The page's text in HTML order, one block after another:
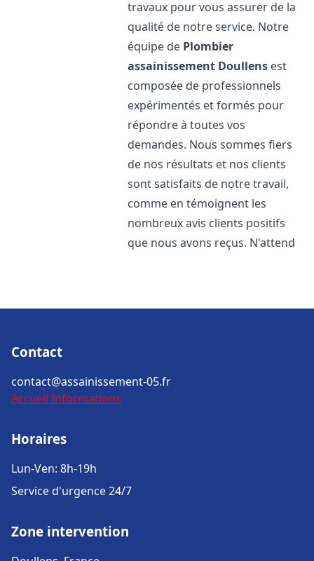
travaux pour vous assurer de la
qualité de notre service. Notre
équipe de Plombier
assainissement Doullens est
composée de professionnels
expérimentés et formés pour
répondre à toutes vos
demandes. Nous sommes fiers
de nos résultats et nos clients
sont satisfaits de notre travail,
comme en témoignent les
nombreux avis clients positifs
que nous avons reçus. N'attend
Contact
contact@assainissement-05.fr
Accueil Informations
Horaires
Lun-Ven: 8h-19h
Service d'urgence 24/7
Zone intervention